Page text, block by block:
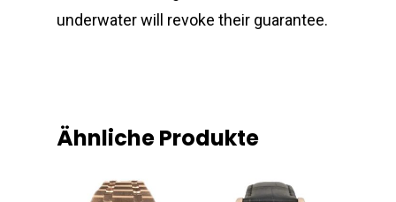
underwater will revoke their guarantee.
Ähnliche Produkte